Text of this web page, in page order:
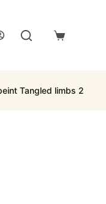
Panier
Tangled limbs 2